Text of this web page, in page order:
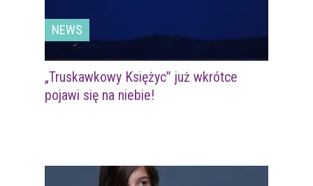
NEWS
„Truskawkowy Księżyc” już wkrótce
pojawi się na niebie!